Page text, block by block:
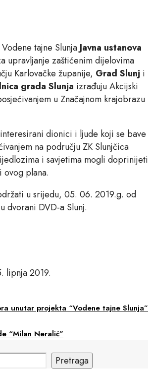
tajne Slunja Javna ustanova
upravljanje zaštićenim dijelovima
Karlovačke županije, Grad Slunj i
grada Slunja izrađuju Akcijski
u Značajnom krajobrazu
dionici i ljude koji se bave
na području ZK Slunjčica
i savjetima mogli doprinijeti
ovog plana.
u srijedu, 05. 06. 2019.g. od
dvorani DVD-a Slunj.
lipnja 2019.
unutar projekta “Vodene tajne Slunja”
“Milan Neralić”
Pretraga